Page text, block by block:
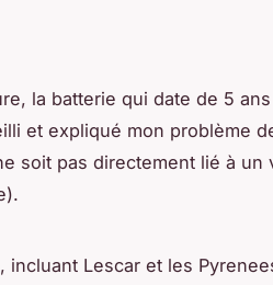
la batterie qui date de 5
et expliqué mon problème
soit pas directement lié à un
Lescar et les